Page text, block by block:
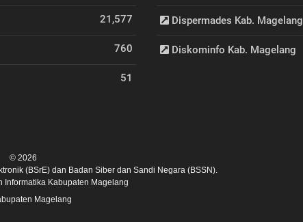
21,577
760
51
Dispermades Kab. Magelang
Diskominfo Kab. Magelang
© 2026
(BSrE) dan Badan Siber dan Sandi Negara (BSSN).
Informatika Kabupaten Magelang
Magelang